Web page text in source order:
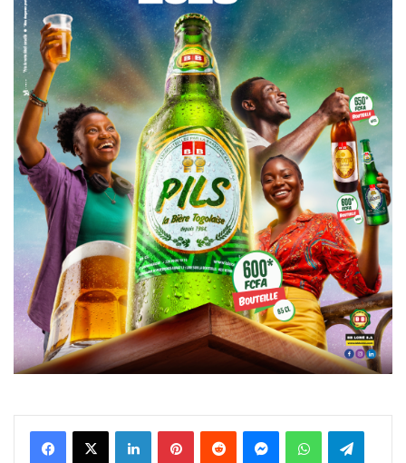
FacebookX Linkedin PinterestReddit MessengerWhatsAppTelegram